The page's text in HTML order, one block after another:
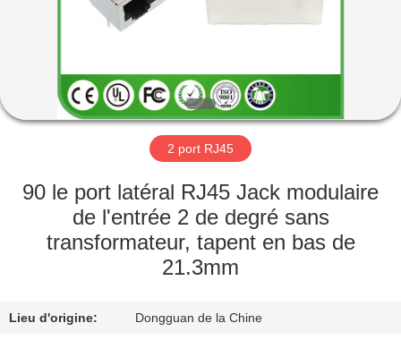
SHOW
AU
DE
NOUS
2 port RJ45
90 le port latéral RJ45 Jack modulaire
de l'entrée 2 de degré sans
transformateur, tapent en bas de
21.3mm
Lieu d'origine: Dongguan de la Chine